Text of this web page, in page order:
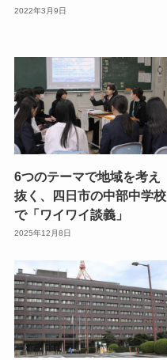
2022年3月9日
6つのテーマで地域を考え
抜く、四日市の中部中学校
で「ワイワイ談義」
2025年12月8日